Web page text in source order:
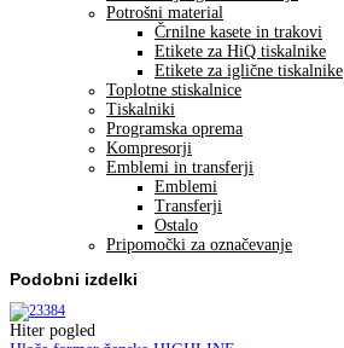
Potrošni material
Črnilne kasete in trakovi
Etikete za HiQ tiskalnike
Etikete za iglične tiskalnike
Toplotne stiskalnice
Tiskalniki
Programska oprema
Kompresorji
Emblemi in transferji
Emblemi
Transferji
Ostalo
Pripomočki za označevanje
Podobni izdelki
Hiter pogled